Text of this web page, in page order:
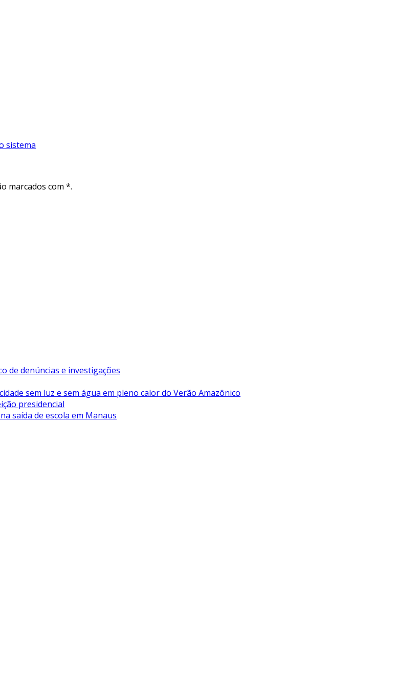
sistema
marcados com *.
de denúncias e investigações
sem luz e sem água em pleno calor do Verão Amazônico
presidencial
saída de escola em Manaus